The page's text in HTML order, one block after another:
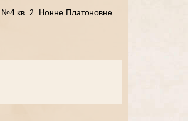
кв. 2. Нонне Платоновне